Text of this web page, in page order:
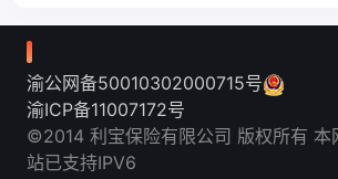
渝公网备50010302000715号
渝ICP备11007172号
©2014 利宝保险有限公司 版权所有 本
站已支持IPV6